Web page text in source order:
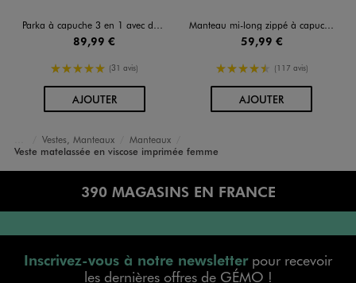
Parka à capuche 3 en 1 avec doublure chaude femme
89,99 €
5/5 de moyenne
(31 avis)
AJOUTERAU PANIER
Manteau mi-long zippé à capuche femme
59,99 €
4.5/5 de moyenne
(117 avis)
AJOUTERAU PANIER
Accueil
Femme
Vêtements
Vestes, Manteaux
Manteaux
Veste matelassée en viscose imprimée femme
390 MAGASINS EN FRANCE
Inscrivez-vous à notre newsletterpour recevoir
les dernières offres de GÉMO !